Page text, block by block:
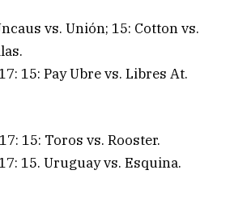
vs. Unión; 15: Cotton vs.
15: Pay Ubre vs. Libres At.
15: Toros vs. Rooster.
15. Uruguay vs. Esquina.